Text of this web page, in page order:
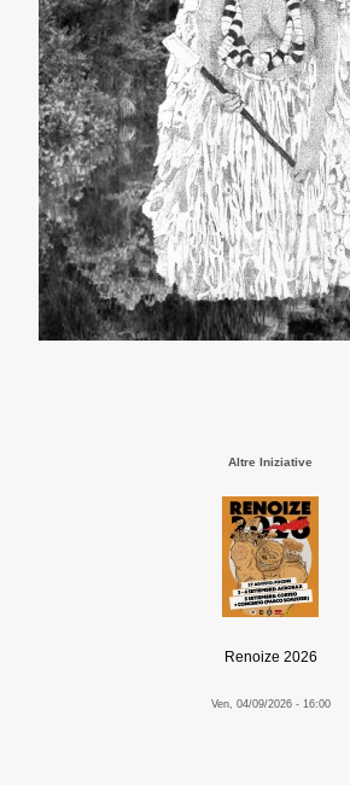
Altre Iniziative
Renoize 2026
Ven, 04/09/2026 - 16:00